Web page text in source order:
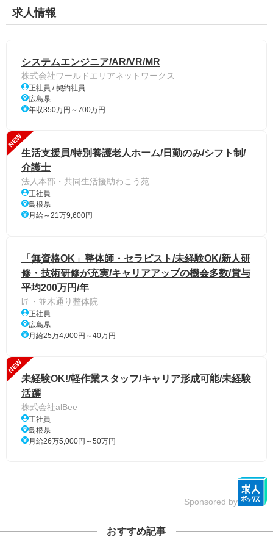
求人情報
システムエンジニア/AR/VR/MR
株式会社ワールドエリアネットワークス
正社員 / 契約社員
広島県
年収350万円～700万円
NEW
生活支援員/特別養護老人ホーム/日勤のみ/シフト制/
介護士
法人本部・共同生活援助わこう苑
正社員
島根県
月給～21万9,600円
「無資格OK」整体師・セラピスト/未経験OK/新人研
修・技術研修が充実/キャリアアップの機会多数/賞与
平均200万円/年
匠・並木通り整体院
正社員
広島県
月給25万4,000円～40万円
NEW
未経験OK!/軽作業スタッフ/キャリア形成可能/未経験
活躍
株式会社alBee
正社員
島根県
月給26万5,000円～50万円
Sponsored by
おすすめ記事